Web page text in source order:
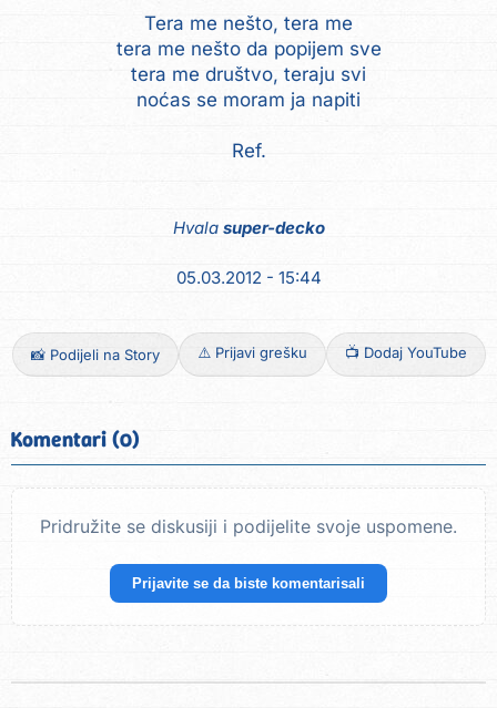
Tera me nešto, tera me
tera me nešto da popijem sve
tera me društvo, teraju svi
noćas se moram ja napiti
Ref.
Hvala super-decko
05.03.2012 - 15:44
📸 Podijeli na Story ⚠️ Prijavi grešku 📺 Dodaj YouTube
Komentari (0)
Pridružite se diskusiji i podijelite svoje uspomene.
Prijavite se da biste komentarisali